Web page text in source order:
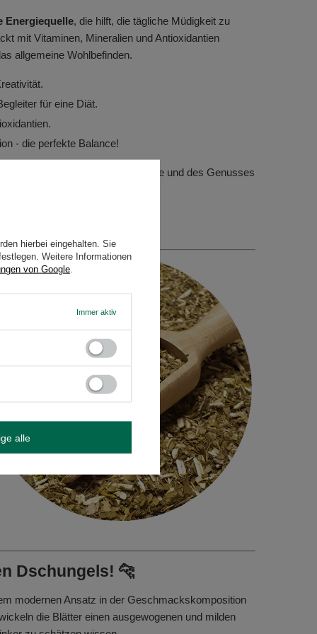
Energiequelle, die hilft, die tägliche Müdigkeit zu
mit Vitaminen, Mineralien und Antioxidantien
allgemeine Wohlbefinden.
für eine Diät.
- die perfekte Balance!
Ritual der Gesundheit, der Energie und des Genusses
ist.
Dschungels! 🐆
modernen Ansatz in der Geschmackskomposition
die Blätter einen ausgewogenen und milden
hierbei eingehalten. Sie
Weitere Informationen
von Google
Immer aktiv
alle